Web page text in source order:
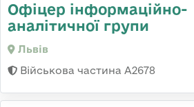
Офіцер інформаційно-
аналітичної групи
Львів
Військова частина А2678